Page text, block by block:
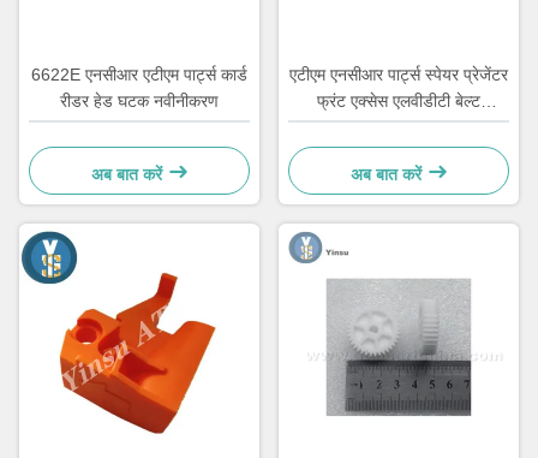
6622E एनसीआर एटीएम पार्ट्स कार्ड
रीडर हेड घटक नवीनीकरण
अब बात करें
एटीएम एनसीआर पार्ट्स स्पेयर प्रेजेंटर
फ्रंट एक्सेस एलवीडीटी बेल्ट
4450544331
अब बात करें